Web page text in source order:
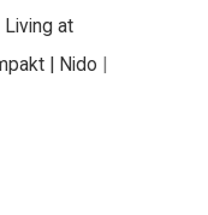
Living at
| Nido |